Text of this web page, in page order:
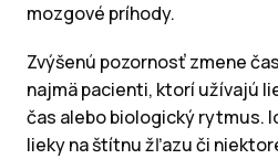
mozgové príhody.
Zvýšenú pozornosť zmene
najmä pacienti, ktorí užívajú
čas alebo biologický rytmus.
lieky na štítnu žľazu či